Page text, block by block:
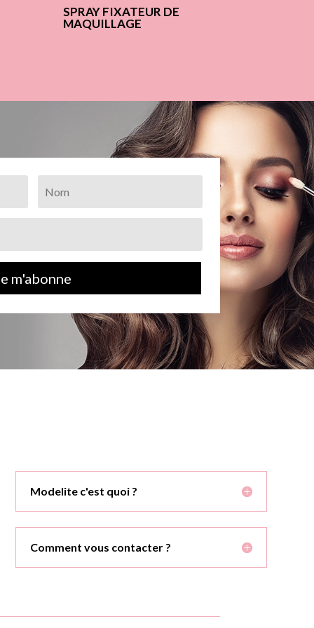
SPRAY FIXATEUR DE
MAQUILLAGE
m'abonne
Modelite c'est quoi ?
Comment vous contacter ?